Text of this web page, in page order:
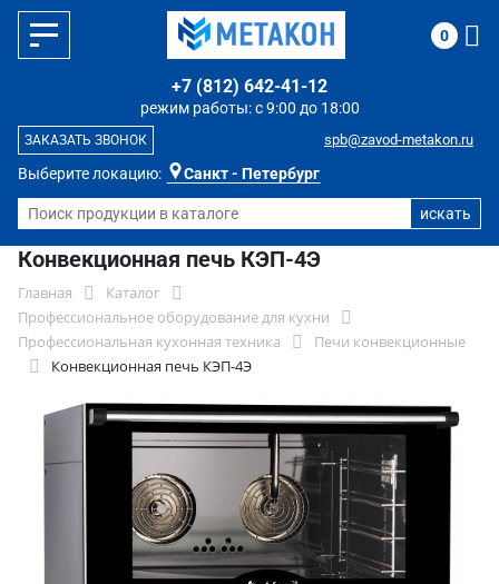
Выберите локацию: Санкт - Петербург
режим работы: с 9:00 до 18:00
+7 (812) 642-41-12
spb@zavod-metakon.ru
ЗАКАЗАТЬ ЗВОНОК
0
Конвекционная печь КЭП-4Э
Главная
Каталог
Профессиональное оборудование для кухни
Профессиональная кухонная техника
Печи конвекционные
Конвекционная печь КЭП-4Э